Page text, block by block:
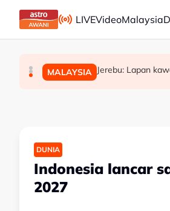
Skip to main content
LIVEVideoMalaysia
MALAYSIA Akar reput,
POLITIK WARISAN teliti
MALAYSIA Jerebu: Lapan
DUNIA
Indonesia lancar
2027